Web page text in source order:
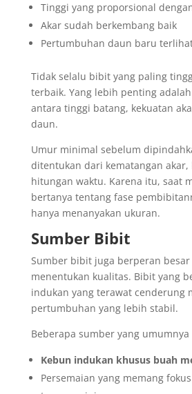
Tinggi yang proporsional
Akar sudah berkembang baik
Pertumbuhan daun baru
Tidak selalu bibit yang paling
terbaik. Yang lebih penting
antara tinggi batang, kekuatan
daun.
Umur minimal sebelum
ditentukan dari kematangan akar,
hitungan waktu. Karena itu, saat
bertanya tentang fase
hanya menanyakan ukuran.
Sumber Bibit
Sumber bibit juga berperan besar
menentukan kualitas. Bibit yang
indukan yang terawat cenderung
pertumbuhan yang lebih stabil.
Beberapa sumber yang
Kebun indukan khusus buah
Persemaian yang memang